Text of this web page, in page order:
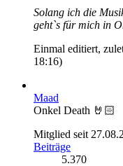
Solang ich die
geht`s für mich in
Einmal editiert,
18:16)
Maad
Onkel Death 🤘🏻
Mitglied seit
Beiträge
5.370